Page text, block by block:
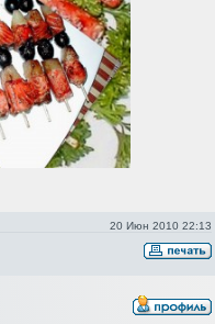
20 Июн 2010 22:13